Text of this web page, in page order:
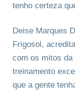
tenho certeza
Deise Marques
Frigosol,
com os mitos da
treinamento
que a gente